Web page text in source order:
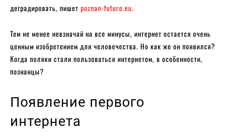
деградировать, пишет poznan-future.eu.
Тем не менее невзначай на все минусы, интернет остается очень
ценным изобретением для человечества. Но как же он появился?
Когда поляки стали пользоваться интернетом, в особенности,
познанцы?
Появление первого
интернета